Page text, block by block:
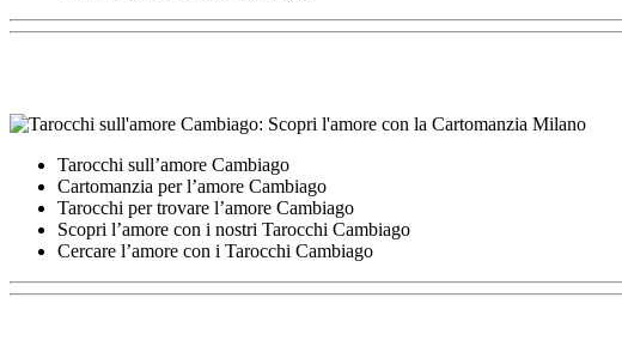
Tarocchi sull’amore Cambiago
Cartomanzia per l’amore Cambiago
Tarocchi per trovare l’amore Cambiago
Scopri l’amore con i nostri Tarocchi Cambiago
Cercare l’amore con i Tarocchi Cambiago